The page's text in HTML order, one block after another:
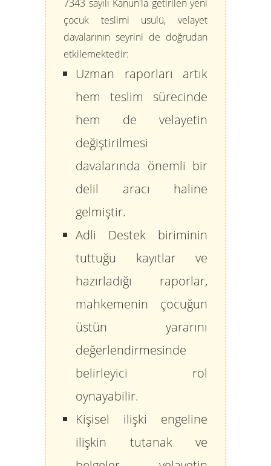
7343 sayılı Kanun'la getirilen yeni
çocuk teslimi usulü, velayet
davalarının seyrini de doğrudan
etkilemektedir:
Uzman raporları artık
hem teslim sürecinde
hem de velayetin
değiştirilmesi
davalarında önemli bir
delil aracı haline
gelmiştir.
Adli Destek biriminin
tuttuğu kayıtlar ve
hazırladığı raporlar,
mahkemenin çocuğun
üstün yararını
değerlendirmesinde
belirleyici rol
oynayabilir.
Kişisel ilişki engeline
ilişkin tutanak ve